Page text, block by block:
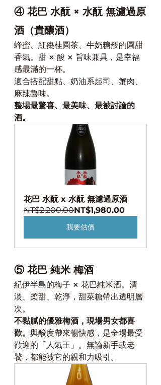
④ 花巴 水酛 × 水酛 無濾過原
酒（貴釀酒）
蜂蜜、紅棗桂圓茶、牛奶糖般的圓甜
香氣。甜 × 酸 × 旨味兼具，是幸福
感最滿的一杯。
適合搭配甜點、奶油系起司、蟹肉、
麻辣魯味。
整場最驚喜、最美味、最被討論的
酒。
花巴 水酛 x 水酛 無濾過原酒
NT$2,200.00NT$1,980.00
我要估價
⑤ 花巴 純米 梅酒
紀伊半島的梅子 × 花巴純米酒。清
淡、柔甜、乾淨，甜菜糖帶出透明層
次。
不黏膩的優雅梅酒，現場男女都喜
歡。 與酸度帶來暢快感，是全場最受
歡迎的「人氣王」。無論新手或老
饕，都能被它的親和力吸引。